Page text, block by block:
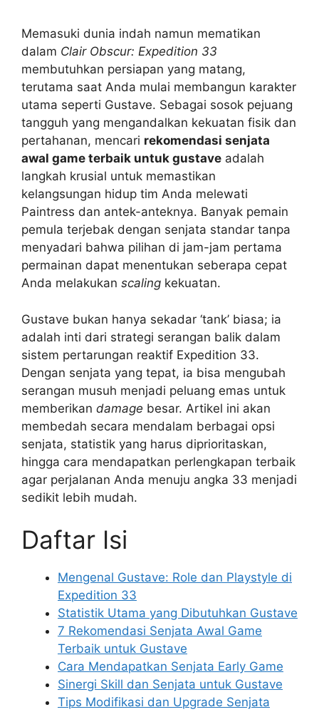
Memasuki dunia indah namun mematikan
dalam Clair Obscur: Expedition 33
membutuhkan persiapan yang matang,
terutama saat Anda mulai membangun karakter
utama seperti Gustave. Sebagai sosok pejuang
tangguh yang mengandalkan kekuatan fisik dan
pertahanan, mencari rekomendasi senjata
awal game terbaik untuk gustave adalah
langkah krusial untuk memastikan
kelangsungan hidup tim Anda melewati
Paintress dan antek-anteknya. Banyak pemain
pemula terjebak dengan senjata standar tanpa
menyadari bahwa pilihan di jam-jam pertama
permainan dapat menentukan seberapa cepat
Anda melakukan scaling kekuatan.
Gustave bukan hanya sekadar ‘tank’ biasa; ia
adalah inti dari strategi serangan balik dalam
sistem pertarungan reaktif Expedition 33.
Dengan senjata yang tepat, ia bisa mengubah
serangan musuh menjadi peluang emas untuk
memberikan damage besar. Artikel ini akan
membedah secara mendalam berbagai opsi
senjata, statistik yang harus diprioritaskan,
hingga cara mendapatkan perlengkapan terbaik
agar perjalanan Anda menuju angka 33 menjadi
sedikit lebih mudah.
Daftar Isi
Mengenal Gustave: Role dan Playstyle di
Expedition 33
Statistik Utama yang Dibutuhkan Gustave
7 Rekomendasi Senjata Awal Game
Terbaik untuk Gustave
Cara Mendapatkan Senjata Early Game
Sinergi Skill dan Senjata untuk Gustave
Tips Modifikasi dan Upgrade Senjata